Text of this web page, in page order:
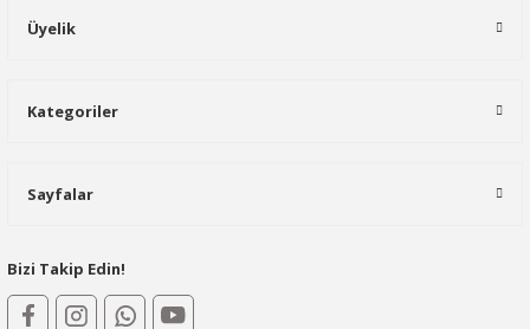
Üyelik
Kategoriler
Sayfalar
Bizi Takip Edin!